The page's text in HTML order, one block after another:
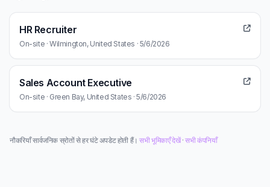
HR Recruiter
On-site · Wilmington, United States · 5/6/2026
Sales Account Executive
On-site · Green Bay, United States · 5/6/2026
नौकरियाँ सार्वजनिक स्रोतों से हर घंटे अपडेट होती हैं।सभी भूमिकाएँ देखें·सभी कंपनियाँ